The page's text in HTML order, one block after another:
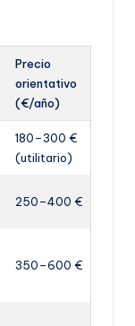
Precio
orientativo
(€/año)
180–300 €
(utilitario)
250–400 €
350–600 €